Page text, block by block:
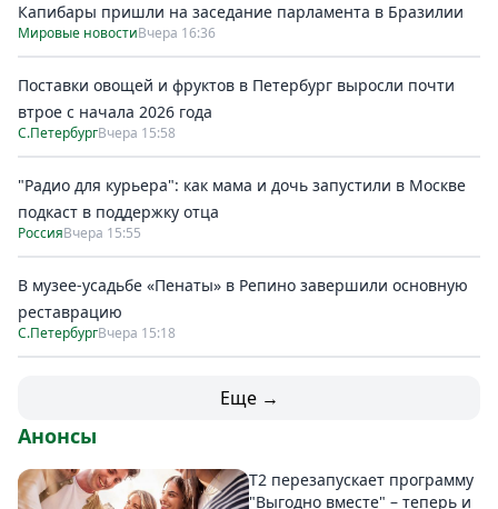
Капибары пришли на заседание парламента в Бразилии
Мировые новостиВчера 16:36
Поставки овощей и фруктов в Петербург выросли почти
втрое с начала 2026 года
С.ПетербургВчера 15:58
"Радио для курьера": как мама и дочь запустили в Москве
подкаст в поддержку отца
РоссияВчера 15:55
В музее-усадьбе «Пенаты» в Репино завершили основную
реставрацию
С.ПетербургВчера 15:18
Еще →
Анонсы
Т2 перезапускает программу
"Выгодно вместе" – теперь и